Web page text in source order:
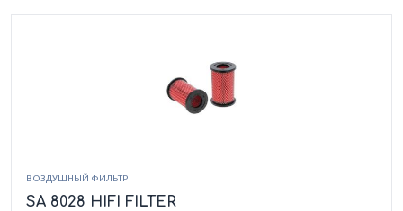
ВОЗДУШНЫЙ ФИЛЬТР
SA 8028 HIFI FILTER